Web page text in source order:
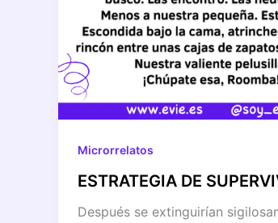
Microrrelatos
ESTRATEGIA DE
Después se extinguirían